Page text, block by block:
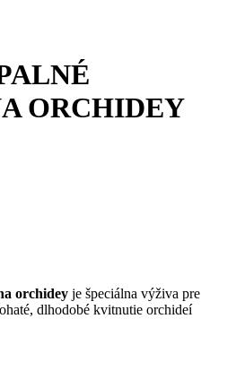
ORCHIDEY
orchidey je špeciálna výživa pre
dlhodobé kvitnutie orchideí